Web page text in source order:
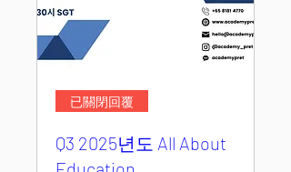
已關閉回覆
Q3 2025년도 All About